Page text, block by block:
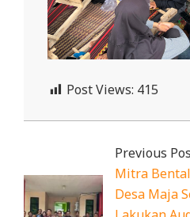
Post Views: 415
2025-
Previous
Mitra
Desa Maja